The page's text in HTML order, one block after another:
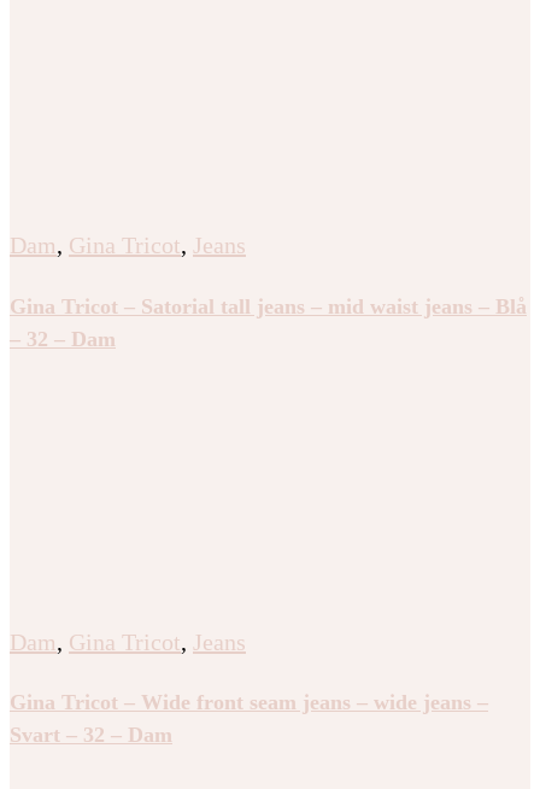
Dam, Gina Tricot, Jeans
Gina Tricot – Satorial tall jeans – mid waist jeans – Blå
– 32 – Dam
Dam, Gina Tricot, Jeans
Gina Tricot – Wide front seam jeans – wide jeans –
Svart – 32 – Dam